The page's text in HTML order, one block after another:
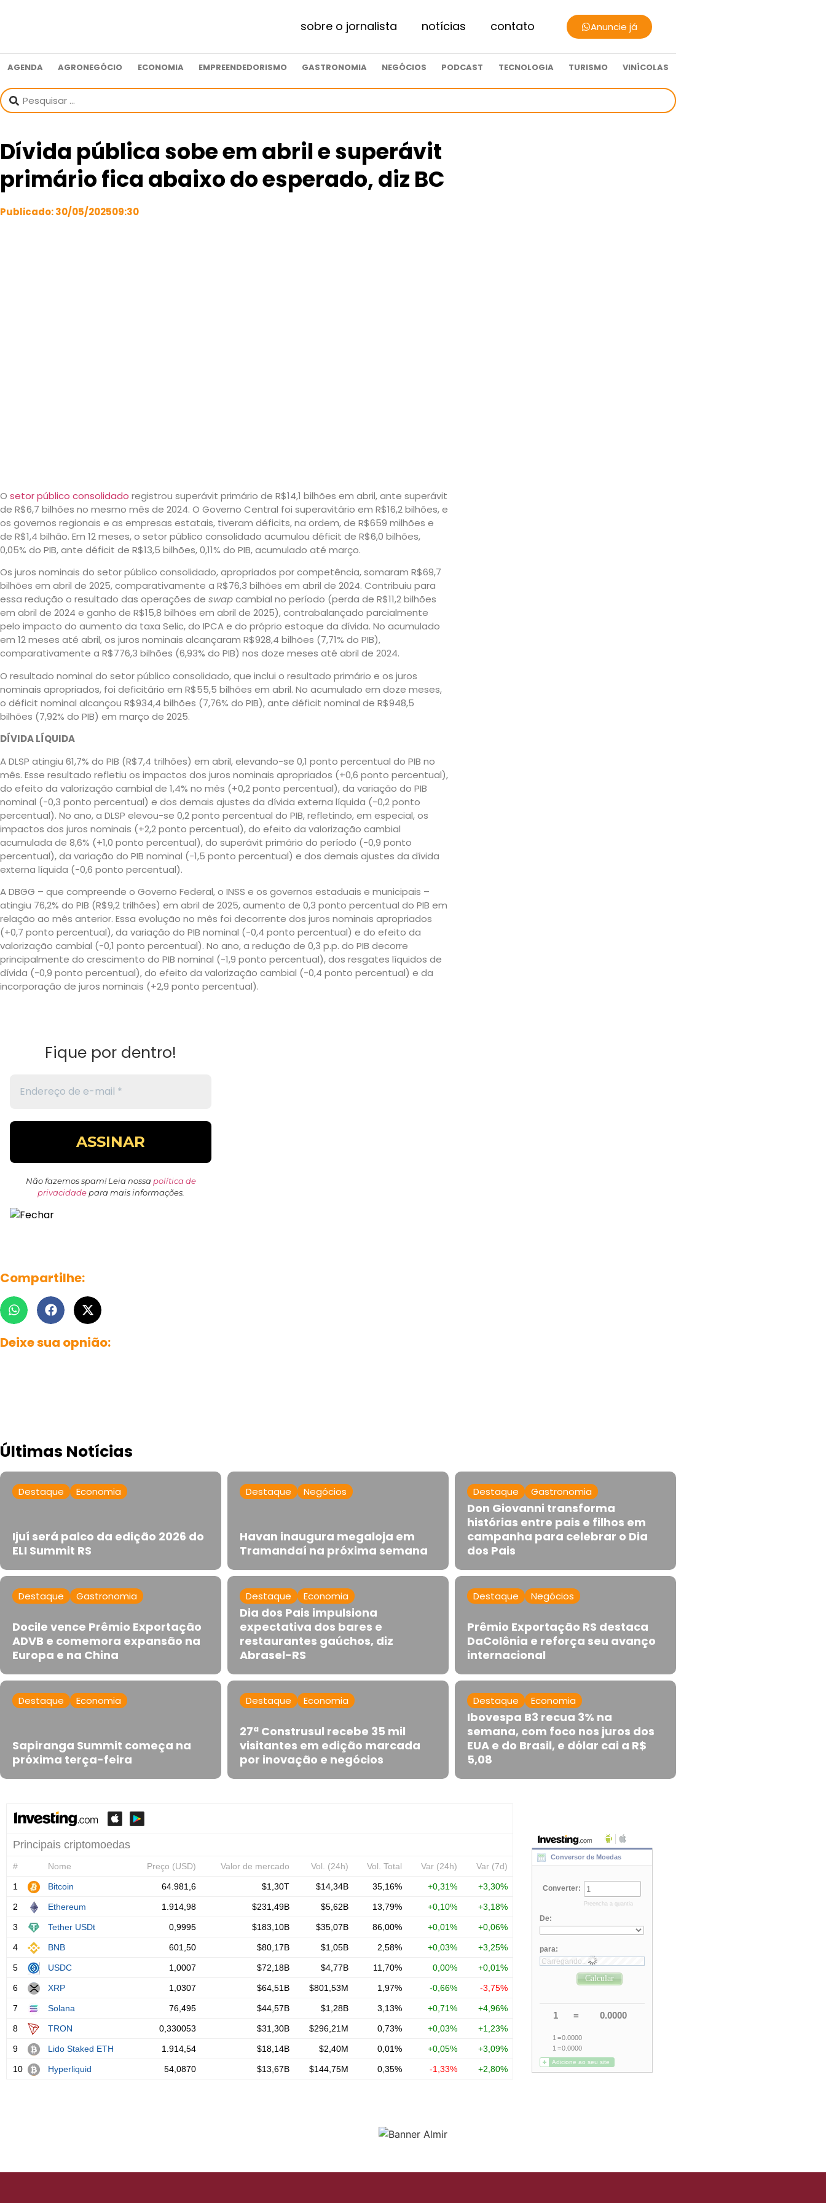
sobre o jornalista notícias contato Anuncie já
AGENDA AGRONEGÓCIO ECONOMIA EMPREENDEDORISMO GASTRONOMIA NEGÓCIOS PODCAST TECNOLOGIA TURISMO VINÍCOLAS
Dívida pública sobe em abril e superávit
primário fica abaixo do esperado, diz BC
Publicado:30/05/202509:30
O setor público consolidado registrou superávit primário de R$14,1 bilhões em abril, ante superávit
de R$6,7 bilhões no mesmo mês de 2024. O Governo Central foi superavitário em R$16,2 bilhões, e
os governos regionais e as empresas estatais, tiveram déficits, na ordem, de R$659 milhões e
de R$1,4 bilhão. Em 12 meses, o setor público consolidado acumulou déficit de R$6,0 bilhões,
0,05% do PIB, ante déficit de R$13,5 bilhões, 0,11% do PIB, acumulado até março.
Os juros nominais do setor público consolidado, apropriados por competência, somaram R$69,7
bilhões em abril de 2025, comparativamente a R$76,3 bilhões em abril de 2024. Contribuiu para
essa redução o resultado das operações de swapcambial no período (perda de R$11,2 bilhões
em abril de 2024 e ganho de R$15,8 bilhões em abril de 2025), contrabalançado parcialmente
pelo impacto do aumento da taxa Selic, do IPCA e do próprio estoque da dívida. No acumulado
em 12 meses até abril, os juros nominais alcançaram R$928,4 bilhões (7,71% do PIB),
comparativamente a R$776,3 bilhões (6,93% do PIB) nos doze meses até abril de 2024.
O resultado nominal do setor público consolidado, que inclui o resultado primário e os juros
nominais apropriados, foi deficitário em R$55,5 bilhões em abril. No acumulado em doze meses,
o déficit nominal alcançou R$934,4 bilhões (7,76% do PIB), ante déficit nominal de R$948,5
bilhões (7,92% do PIB) em março de 2025.
DÍVIDA LÍQUIDA
​A DLSP atingiu 61,7% do PIB (R$7,4 trilhões) em abril, elevando-se 0,1 ponto percentual do PIB no
mês. Esse resultado refletiu os impactos dos juros nominais apropriados (+0,6 ponto percentual),
do efeito da valorização cambial de 1,4% no mês (+0,2 ponto percentual), da variação do PIB
nominal (-0,3 ponto percentual) e dos demais ajustes da dívida externa líquida (-0,2 ponto
percentual). No ano, a DLSP elevou-se 0,2 ponto percentual do PIB, refletindo, em especial, os
impactos dos juros nominais (+2,2 ponto percentual), do efeito da valorização cambial
acumulada de 8,6% (+1,0 ponto percentual), do superávit primário do período (-0,9 ponto
percentual), da variação do PIB nominal (-1,5 ponto percentual) e dos demais ajustes da dívida
externa líquida (-0,6 ponto percentual).
A DBGG – que compreende o Governo Federal, o INSS e os governos estaduais e municipais –
atingiu 76,2% do PIB (R$9,2 trilhões) em abril de 2025, aumento de 0,3 ponto percentual do PIB em
relação ao mês anterior. Essa evolução no mês foi decorrente dos juros nominais apropriados
(+0,7 ponto percentual), da variação do PIB nominal (-0,4 ponto percentual) e do efeito da
valorização cambial (-0,1 ponto percentual). No ano, a redução de 0,3 p.p. do PIB decorre
principalmente do crescimento do PIB nominal (-1,9 ponto percentual), dos resgates líquidos de
dívida (-0,9 ponto percentual), do efeito da valorização cambial (-0,4 ponto percentual) e da
incorporação de juros nominais (+2,9 ponto percentual).
Fique por dentro!
Não fazemos spam! Leia nossapolítica de
privacidadepara mais informações.
Compartilhe:
Deixe sua opnião:
Últimas Notícias
Destaque Economia
Ijuí será palco da edição 2026 do
ELI Summit RS
Destaque Negócios
Havan inaugura megaloja em
Tramandaí na próxima semana
Destaque Gastronomia
Don Giovanni transforma
histórias entre pais e filhos em
campanha para celebrar o Dia
dos Pais
Destaque Gastronomia
Docile vence Prêmio Exportação
ADVB e comemora expansão na
Europa e na China
Destaque Economia
Dia dos Pais impulsiona
expectativa dos bares e
restaurantes gaúchos, diz
Abrasel-RS
Destaque Negócios
Prêmio Exportação RS destaca
DaColônia e reforça seu avanço
internacional
Destaque Economia
Sapiranga Summit começa na
próxima terça-feira
Destaque Economia
27ª Construsul recebe 35 mil
visitantes em edição marcada
por inovação e negócios
Destaque Economia
Ibovespa B3 recua 3% na
semana, com foco nos juros dos
EUA e do Brasil, e dólar cai a R$
5,08